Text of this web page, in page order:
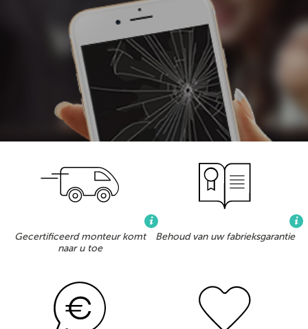
Gecertificeerd monteur komt
naar u toe
Behoud van uw fabrieksgarantie